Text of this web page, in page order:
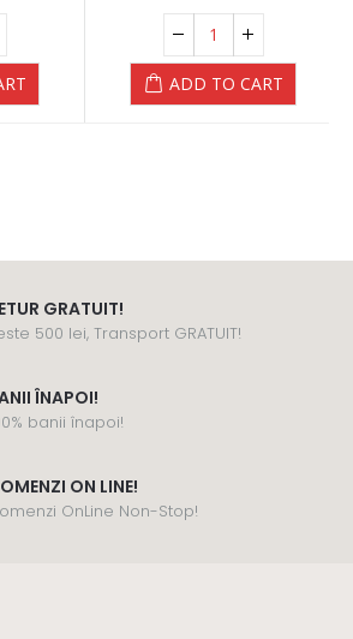
ADD TO CART
GRATUIT!
500 lei, Transport GRATUIT!
ÎNAPOI!
banii înapoi!
ON LINE!
OnLine Non-Stop!